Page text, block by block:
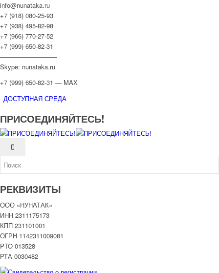
info@nunataka.ru
+7 (918) 080-25-93
+7 (938) 495-82-98
+7 (966) 770-27-52
+7 (999) 650-82-31
—————————
Skype: nunataka.ru
+7 (999) 650-82-31 — MAX
ДОСТУПНАЯ СРЕДА
ПРИСОЕДИНЯЙТЕСЬ!
РЕКВИЗИТЫ
ООО «НУНАТАК»
ИНН 2311175173
КПП 231101001
ОГРН 1142311009081
PTO 013528
РТА 0030482